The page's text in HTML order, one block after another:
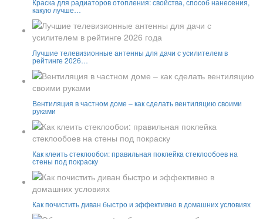
Краска для радиаторов отопления: свойства, способ нанесения,
какую лучше…
Лучшие телевизионные антенны для дачи с усилителем в
рейтинге 2026…
Вентиляция в частном доме – как сделать вентиляцию своими
руками
Как клеить стеклообои: правильная поклейка стеклообоев на
стены под покраску
Как почистить диван быстро и эффективно в домашних условиях